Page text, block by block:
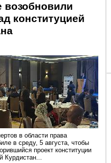
возобновили
конституцией
в области права
в среду, 5 августа, чтобы
проект конституции
Курдистан...